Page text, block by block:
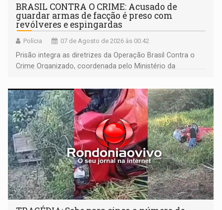
BRASIL CONTRA O CRIME: Acusado de
guardar armas de facção é preso com
revólveres e espingardas
Polícia 07 de Agosto de 2026 às 00:42
Prisão integra as diretrizes da Operação Brasil Contra o
Crime Organizado, coordenada pelo Ministério da